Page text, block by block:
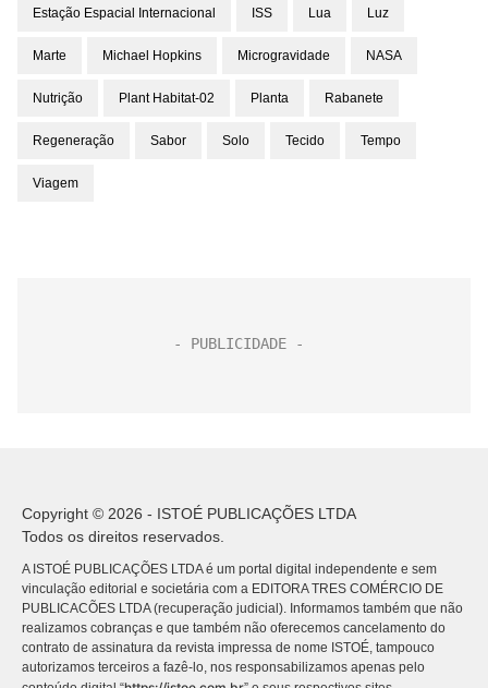
Estação Espacial Internacional ISS Lua Luz
Marte Michael Hopkins Microgravidade NASA
Nutrição Plant Habitat-02 Planta Rabanete
Regeneração Sabor Solo Tecido Tempo
Viagem
Copyright © 2026 - ISTOÉ PUBLICAÇÕES LTDA
Todos os direitos reservados.
A ISTOÉ PUBLICAÇÕES LTDA é um portal digital independente e sem
vinculação editorial e societária com a EDITORA TRES COMÉRCIO DE
PUBLICACÕES LTDA (recuperação judicial). Informamos também que não
realizamos cobranças e que também não oferecemos cancelamento do
contrato de assinatura da revista impressa de nome ISTOÉ, tampouco
autorizamos terceiros a fazê-lo, nos responsabilizamos apenas pelo